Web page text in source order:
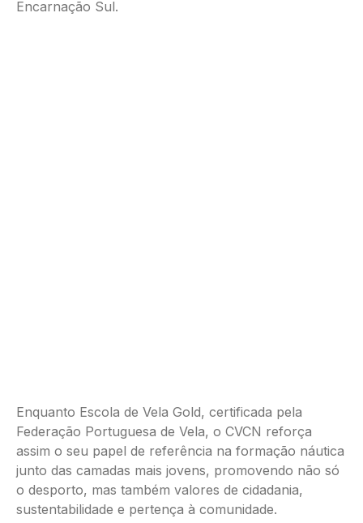
Encarnação Sul.
Enquanto Escola de Vela Gold, certificada pela
Federação Portuguesa de Vela, o CVCN reforça
assim o seu papel de referência na formação náutica
junto das camadas mais jovens, promovendo não só
o desporto, mas também valores de cidadania,
sustentabilidade e pertença à comunidade.